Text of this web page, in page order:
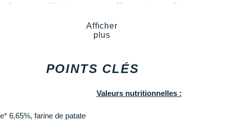
délicat.
sport
Vegan et sans gluten
Bouchon refermable
1 gourde de 90 g
Afficher
plus
POINTS CLÉS
6,65%, farine de patate
Valeurs nutritionnelles :